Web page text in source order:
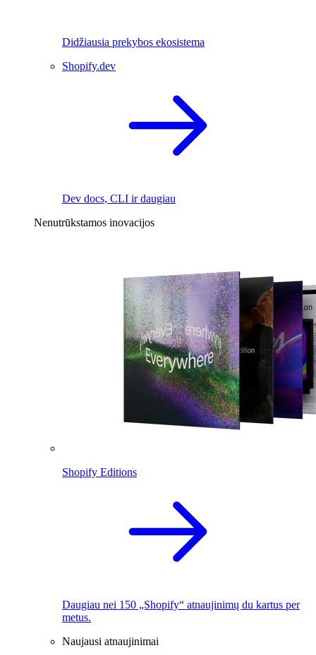
Didžiausia prekybos ekosistema
Shopify.dev
Dev docs, CLI ir daugiau
Nenutrūkstamos inovacijos
Shopify Editions
Daugiau nei 150 „Shopify“ atnaujinimų du kartus per
metus.
Naujausi atnaujinimai